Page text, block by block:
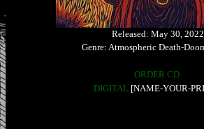
Released: May 30, 2022
Genre: Atmospheric Death-
ORDER CD
DIGITAL [NAME-YOUR-